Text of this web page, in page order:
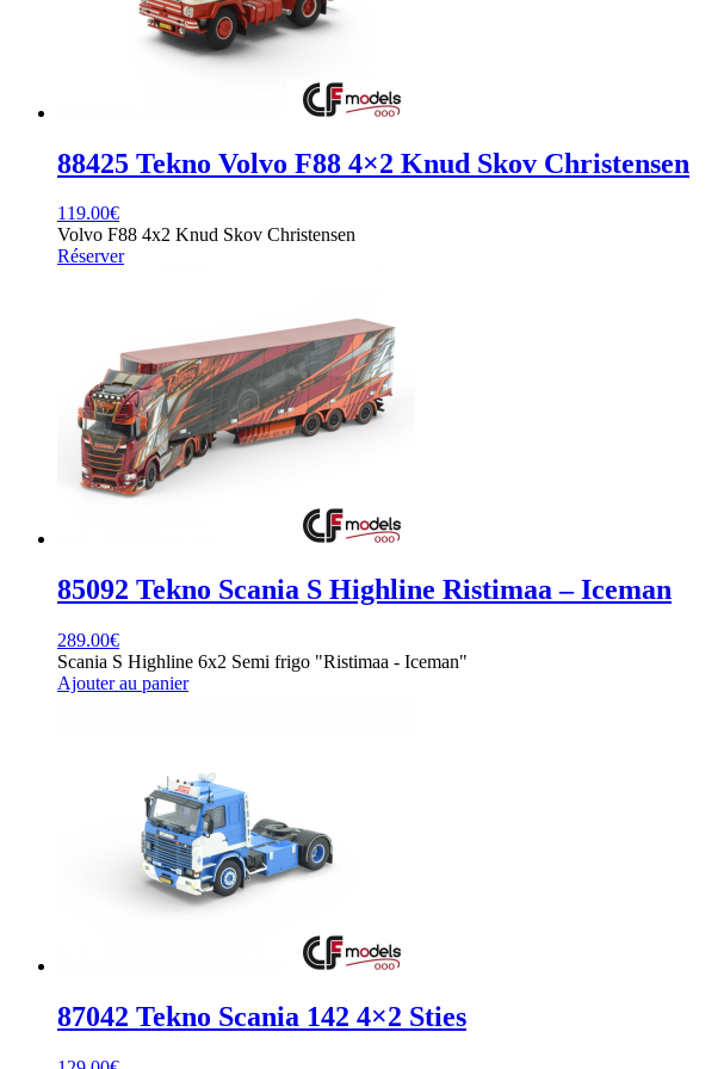
88425 Tekno Volvo F88 4×2 Knud Skov Christensen
119.00€
Volvo F88 4x2 Knud Skov Christensen
Réserver
85092 Tekno Scania S Highline Ristimaa – Iceman
289.00€
Scania S Highline 6x2 Semi frigo "Ristimaa - Iceman"
Ajouter au panier
87042 Tekno Scania 142 4×2 Sties